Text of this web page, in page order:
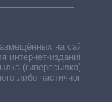
на сайте,
интернет-изданий —
(гиперссылка)
либо частичного